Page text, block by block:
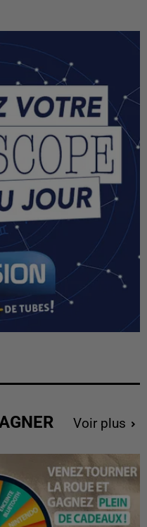
Voir plus